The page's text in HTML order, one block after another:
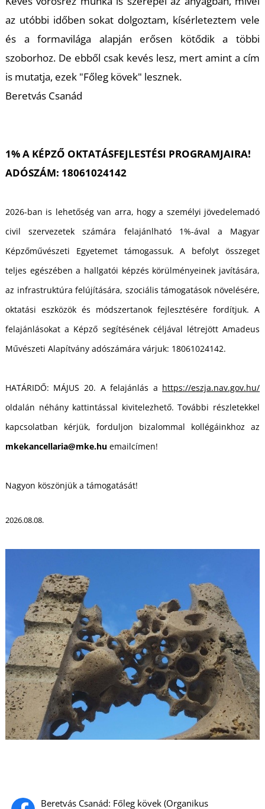
Beretvás Csanád: Főleg kövek (Organikus
az utóbbi időben sokat dolgoztam, kísérleteztem vele
és a formavilága alapján erősen kötődik a többi
szoborhoz. De ebből csak kevés lesz, mert amint a cím
is mutatja, ezek "Főleg kövek" lesznek.
Beretvás Csanád
1% A KÉPZŐ OKTATÁSFEJLESTÉSI PROGRAMJAIRA!
ADÓSZÁM: 18061024142
2026-ban is lehetőség van arra, hogy a személyi jövedelemadó
civil szervezetek számára felajánlható 1%-ával a Magyar
Képzőművészeti Egyetemet támogassuk. A befolyt összeget
teljes egészében a hallgatói képzés körülményeinek javítására,
az infrastruktúra felújítására, szociális támogatások növelésére,
oktatási eszközök és módszertanok fejlesztésére fordítjuk. A
felajánlásokat a Képző segítésének céljával létrejött Amadeus
Művészeti Alapítvány adószámára várjuk: 18061024142.
HATÁRIDŐ: MÁJUS 20. A felajánlás a https://eszja.nav.gov.hu/
oldalán néhány kattintással kivitelezhető. További részletekkel
kapcsolatban kérjük, forduljon bizalommal kollégáinkhoz az
mkekancellaria@mke.huemailcímen!
Nagyon köszönjük a támogatását!
2026.08.08.